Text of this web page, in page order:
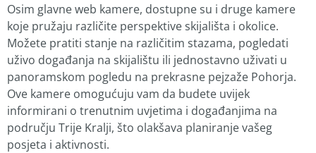
Osim glavne web kamere, dostupne su i druge kamere
koje pružaju različite perspektive skijališta i okolice.
Možete pratiti stanje na različitim stazama, pogledati
uživo događanja na skijalištu ili jednostavno uživati u
panoramskom pogledu na prekrasne pejzaže Pohorja.
Ove kamere omogućuju vam da budete uvijek
informirani o trenutnim uvjetima i događanjima na
području Trije Kralji, što olakšava planiranje vašeg
posjeta i aktivnosti.